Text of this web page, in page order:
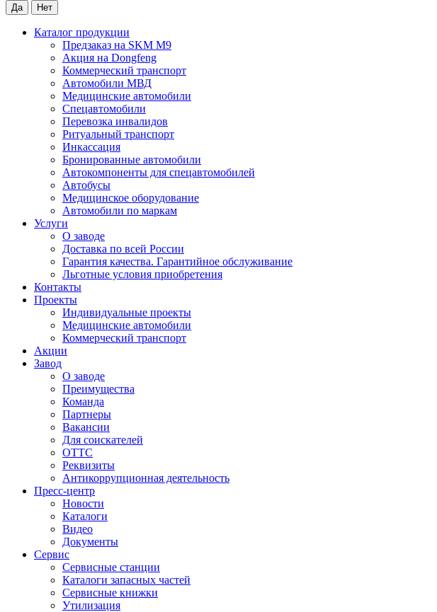
Да Нет
Каталог продукции
Предзаказ на SKM M9
Акция на Dongfeng
Коммерческий транспорт
Автомобили МВД
Медицинские автомобили
Спецавтомобили
Перевозка инвалидов
Ритуальный транспорт
Инкассация
Бронированные автомобили
Автокомпоненты для спецавтомобилей
Автобусы
Медицинское оборудование
Автомобили по маркам
Услуги
О заводе
Доставка по всей России
Гарантия качества. Гарантийное обслуживание
Льготные условия приобретения
Контакты
Проекты
Индивидуальные проекты
Медицинские автомобили
Коммерческий транспорт
Акции
Завод
О заводе
Преимущества
Команда
Партнеры
Вакансии
Для соискателей
ОТТС
Реквизиты
Антикоррупционная деятельность
Пресс-центр
Новости
Каталоги
Видео
Документы
Сервис
Сервисные станции
Каталоги запасных частей
Сервисные книжки
Утилизация